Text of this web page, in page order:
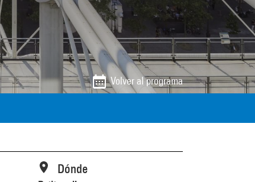
Volver al programa
Dónde